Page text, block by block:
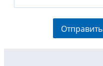
Отправить